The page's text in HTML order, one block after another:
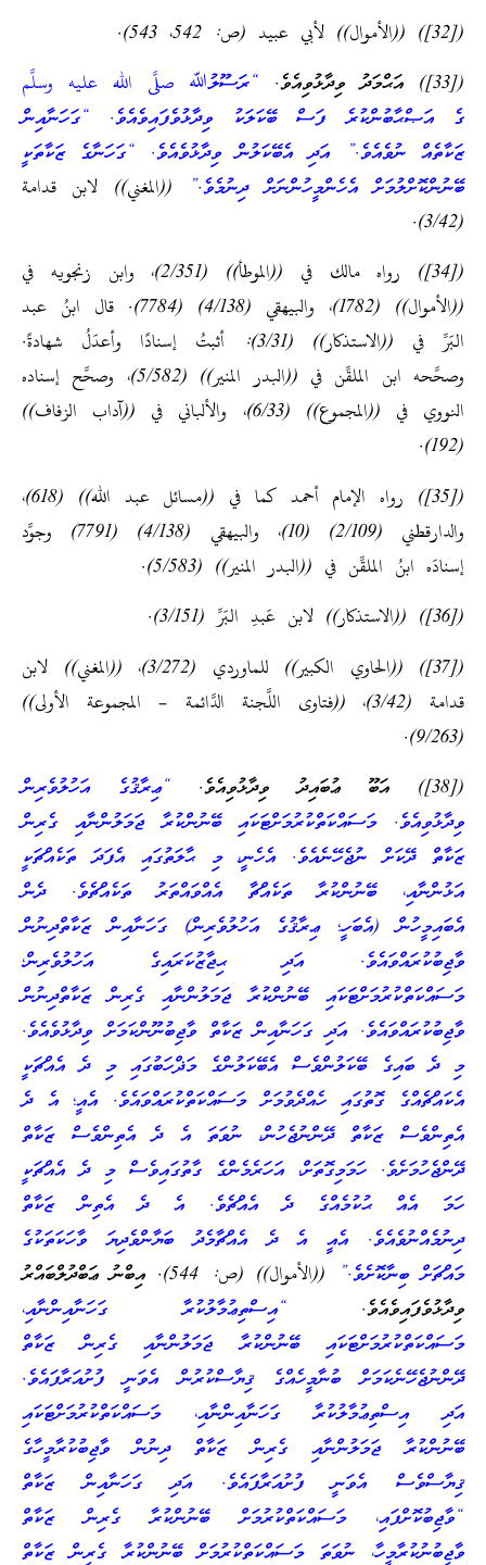
([32]) ((الأموال)) لأبي عبيد (ص: 542، 543).
([33]) އަޙްމަދު ވިދާޅުވިއެވެ.
“ރަސޫލުﷲ صلَّى الله عليه وسلَّم
ގެ އަޞްޙާބުންކުރެ ފަސް ބޭކަލަކު ވިދާޅުވެފައިވެއެވެ. “ގަހަނާއިން
ޒަކާތެއް ނުވެއެވެ.” އަދި އެބޭކަލުން ވިދާޅުވެއެވެ. “ގަހަނާގެ ޒަކާތަކީ
ބޭނުންކޮށްލުމަށް އެހެންމީހުންނަށް ދިނުމެވެ.”
((المغني)) لابن قدامة
(3/42).
([34]) رواه مالك في ((الموطأ)) (2/351)، وابن زنجويه في
((الأموال)) (1782)، والبيهقي (4/138) (7784). قال ابنُ عبد
البَرِّ في ((الاستذكار)) (3/31): أثبتُ إسنادًا وأعدَلُ شهادةً.
وصحَّحه ابن الملقِّن في ((البدر المنير)) (5/582)، وصحَّح إسناده
النووي في ((المجموع)) (6/33)، والألباني في ((آداب الزفاف))
(192).
([35]) رواه الإمام أحمد كما في ((مسائل عبد الله)) (618)،
والدارقطني (2/109) (10)، والبيهقي (4/138) (7791) وجوَّد
إسنادَه ابنُ الملقِّن في ((البدر المنير)) (5/583).
([36]) ((الاستذكار)) لابن عَبدِ البَرِّ (3/151).
([37]) ((الحاوي الكبير)) للماوردي (3/272)، ((المغني)) لابن
قدامة (3/42)، ((فتاوى اللَّجنة الدَّائمة – المجموعة الأولى))
(9/263).
([38]) އަބޫ ޢުބައިދު ވިދާޅުވިއެވެ.
“ޢިރާޤުގެ އަހުލުވެރިން
ވިދާޅުވިއެވެ. މަސައްކަތްކުރުމަށްޓަކައި ބޭނުންކުރާ ޖަމަލުންނާއި ގެރިން
ޒަކާތް ދޭކަށް ނުޖެހޭނެއެވެ. އެހެނީ، މި ޙާލަތުގައި އެފަދަ ތަކެއްޗަކީ
އަޅުންނާއި، ބޭނުންކުރާ ތަކެއްޗާ އެއްވައްތަރު ތަކެއްޗެވެ. ދެން
އެބައިމީހުން (އެބަހީ؛ ޢިރާޤުގެ އަހުލުވެރިން) ގަހަނާއިން ޒަކާތްދިނުން
ވާޖިބުކުރައްވައެވެ. އަދި ޙިޖާޒުކަރައިގެ އަހުލުވެރިން؛
މަސައްކަތްކުރުމަށްޓަކައި ބޭނުންކުރާ ޖަމަލުންނާއި ގެރިން ޒަކާތްދިނުން
ވާޖިބުކުރައްވައެވެ. އަދި ގަހަނާއިން ޒަކާތް ވާޖިބުނޫންކަމަށް ވިދާޅުވެއެވެ.
މި ދެ ބައިގެ ބޭކަލުންވެސް އެބޭކަލުންގެ މަޛްހަބުގައި މި ދެ އެއްޗަކީ
އެކައްޗެއްގެ ގޮތުގައި ހެއްދެވުމަށް މަސައްކަތްކުރައްވައެވެ. އެއީ؛ އެ ދެ
އެތިންވެސް ޒަކާތް ދޭންނުޖެހުން، ނުވަތަ އެ ދެ އެތިންވެސް ޒަކާތް
ދޭންޖެހުމަށެވެ. ހަމަމިގޮތަށް، އަހަރެމެންގެ ގާތުގައިވެސް މި ދެ އެއްޗަކީ
ހަމަ އެއް ޙުކުމެއްގެ ދެ އެއްޗެވެ. އެ ދެ އެތިން ޒަކާތް
ދިނުމެއްނުވެއެވެ. އެއީ އެ ދެ އެއްޗާމެދު ބަޔާންވެދިޔަ ވާހަކަތަކުގެ
މައްޗަށް ބިނާކޮށެވެ.”
((الأموال)) (ص: 544). އިބްނު ޢަބްދުލްބައްރު
ވިދާޅުވެފައިވެއެވެ. “އިސްތިޢުމާލުކުރާ ގަހަނާއިންނާއި،
މަސައްކަތްކުރުމަށްޓަކައި ބޭނުންކުރާ ޖަމަލުންނާއި ގެރިން ޒަކާތް
ދޭންނުޖެހޭނެކަމަށް ބުނާމީހެއްގެ ޤިޔާސްކުރުން އެވަނީ ފުށުއަރާފައެވެ.
އަދި އިސްތިޢުމާލުކުރާ ގަހަނާއިންނާއި، މަސައްކަތްކުރުމަށްޓަކައި
ބޭނުންކުރާ ޖަމަލުންނާއި ގެރިން ޒަކާތް ދިނުން ވާޖިބުކުރާމީހާގެ
ޤިޔާސްވެސް އެވަނީ ފުށުއަރާފައެވެ. އަދި ގަހަނާއިން ޒަކާތް
“ވާޖިބުކޮށްފައި، މަސައްކަތްކުރުމަށް ބޭނުންކުރާ ގެރިން ޒަކާތް
ވާޖިބުނުކުރާމީހާ، ނުވަތަ މަސައްކަތްކުރުމަށް ބޭނުންކުރާ ގެރިން ޒަކާތް